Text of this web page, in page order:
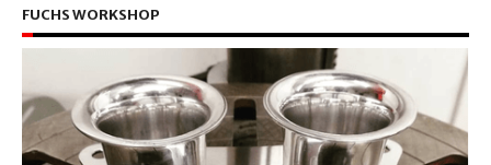
FUCHS WORKSHOP